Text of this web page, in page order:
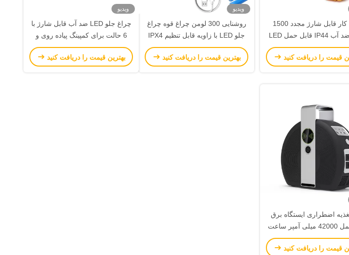
چراغ کار قابل شارژ مجدد 1500
لومن ضد آب IP44 قابل حمل LED
در داخل و خارج از
خانه
قیمت را دریافت کنید
ویدیو
روشنایی 300 لومن چراغ قوه چراغ
جلو LED با زاویه قابل تنظیم IPX4
ضد آب برای کمپینگ و پیاده روی
بهترین قیمت را دریافت کنید
ویدیو
چراغ جلو LED ضد آب قابل شارژ با
6 حالت برای کمپینگ پیاده روی و
دویدن
بهترین قیمت را دریافت کنید
اضطراری ایستگاه برق
قابل حمل 42000 میلی آمپر ساعت
100 وات برای 7 دستگاه به طور
همزمان
قیمت را دریافت کنید